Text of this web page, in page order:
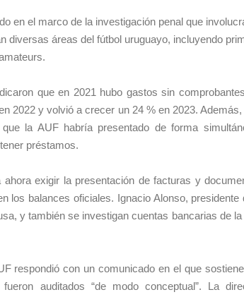
en el marco de la investigación penal que
diversas áreas del fútbol uruguayo, incluyendo
que en 2021 hubo gastos sin
2022 y volvió a crecer un 24 % en 2023.
que la AUF habría presentado de forma
préstamos.
ahora exigir la presentación de facturas y
los balances oficiales. Ignacio Alonso,
y también se investigan cuentas bancarias de
respondió con un comunicado en el que
auditados “de modo conceptual”. La